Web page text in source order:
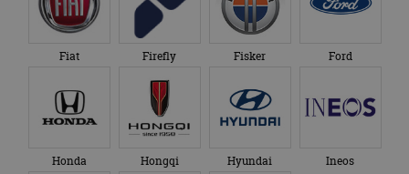
Fiat Firefly Fisker Ford
Honda Hongqi Hyundai Ineos